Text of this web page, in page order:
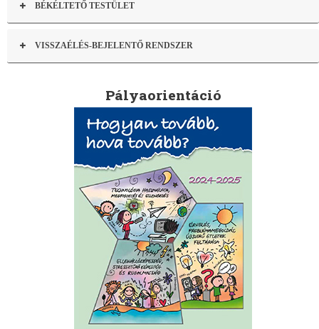
BÉKÉLTETŐ TESTÜLET
VISSZAÉLÉS-BEJELENTŐ RENDSZER
Pályaorientáció